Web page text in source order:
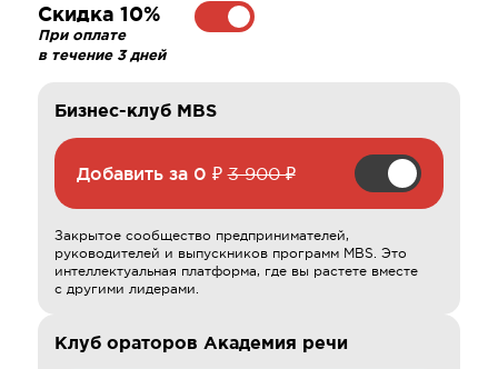
Скидка 10%
При оплате
в течение 3 дней
Бизнес-клуб MBS
Добавить за 0 ₽ 3 900 ₽
Закрытое сообщество предпринимателей,
руководителей и выпускников программ MBS. Это
интеллектуальная платформа, где вы растете вместе
с другими лидерами.
Клуб ораторов Академия речи